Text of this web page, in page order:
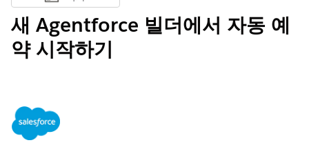
새 Agentforce 빌더에서 자동 예
약 시작하기
필수 EDITION